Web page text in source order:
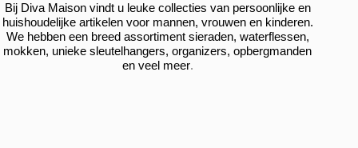
Bij Diva Maison vindt u leuke collecties van persoonlijke en
huishoudelijke artikelen voor mannen, vrouwen en kinderen.
We hebben een breed assortiment sieraden, waterflessen,
mokken, unieke sleutelhangers, organizers, opbergmanden
en veel meer.